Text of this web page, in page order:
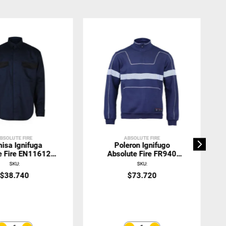
FIRE
Ignifuga
Fire EN11612 +
9,5cal Azul
SKU:
$38.740
ABSOLUTE FIRE
Poleron Ignifugo
Absolute Fire FR940
Antiestatico
SKU:
$73.720